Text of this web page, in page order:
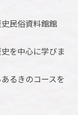
民俗資料館館
を中心に学びま
るきのコースを